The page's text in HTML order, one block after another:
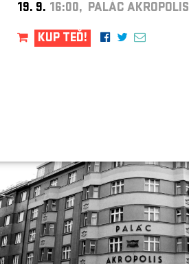
19. 9. 16:00, PALÁC AKROPOLIS
KUP TEĎ!